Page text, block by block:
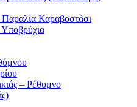
Καραβοστάσι
– Ρέθυμνο